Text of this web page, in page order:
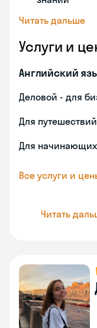
Читать дальше
Услуги и
Английский
Деловой - для
Для путешествий
Для
Все услуги и
Читать